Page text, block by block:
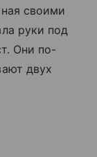
своими
руки под
Они по-
двух